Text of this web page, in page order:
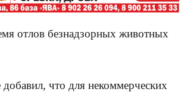
отлов безнадзорных животных
что для некоммерческих